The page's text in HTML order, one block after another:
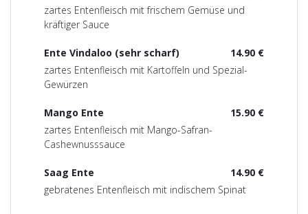
zartes Entenfleisch mit frischem Gemüse und
kräftiger Sauce
14.90 €
Ente Vindaloo (sehr scharf)
zartes Entenfleisch mit Kartoffeln und Spezial-
Gewürzen
15.90 €
Mango Ente
zartes Entenfleisch mit Mango-Safran-
Cashewnusssauce
14.90 €
Saag Ente
gebratenes Entenfleisch mit indischem Spinat